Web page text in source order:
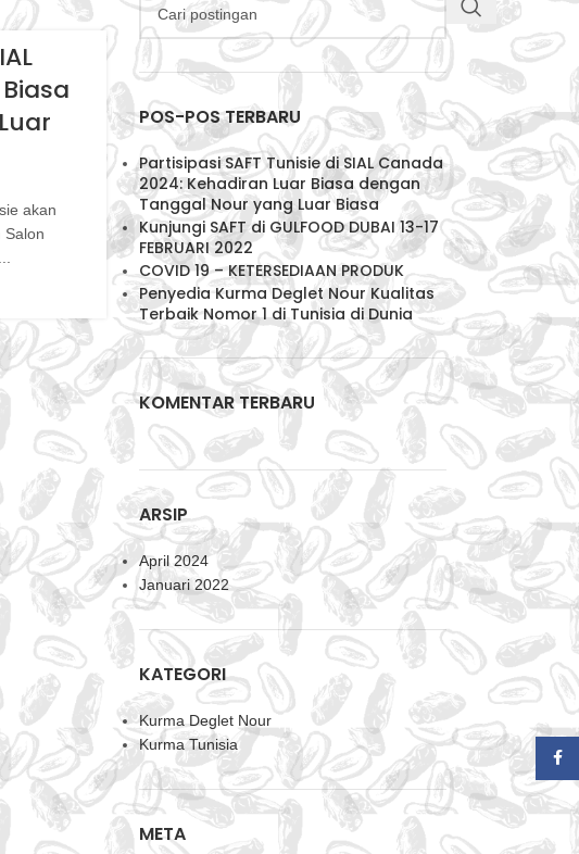
akan
Salon
POS-POS TERBARU
Partisipasi SAFT Tunisie di SIAL Canada
2024: Kehadiran Luar Biasa dengan
Tanggal Nour yang Luar Biasa
Kunjungi SAFT di GULFOOD DUBAI 13-17
FEBRUARI 2022
COVID 19 – KETERSEDIAAN PRODUK
Penyedia Kurma Deglet Nour Kualitas
Terbaik Nomor 1 di Tunisia di Dunia
KOMENTAR TERBARU
ARSIP
April 2024
Januari 2022
KATEGORI
Kurma Deglet Nour
Kurma Tunisia
META